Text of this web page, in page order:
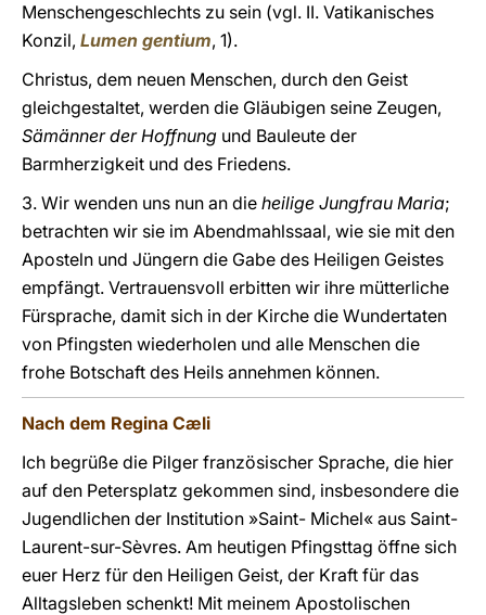
Menschengeschlechts zu sein (vgl. II. Vatikanisches
Konzil, Lumen gentium, 1).
Christus, dem neuen Menschen, durch den Geist
gleichgestaltet, werden die Gläubigen seine Zeugen,
Sämänner der Hoffnung und Bauleute der
Barmherzigkeit und des Friedens.
3. Wir wenden uns nun an die heilige Jungfrau Maria;
betrachten wir sie im Abendmahlssaal, wie sie mit den
Aposteln und Jüngern die Gabe des Heiligen Geistes
empfängt. Vertrauensvoll erbitten wir ihre mütterliche
Fürsprache, damit sich in der Kirche die Wundertaten
von Pfingsten wiederholen und alle Menschen die
frohe Botschaft des Heils annehmen können.
Nach dem Regina Cæli
Ich begrüße die Pilger französischer Sprache, die hier
auf den Petersplatz gekommen sind, insbesondere die
Jugendlichen der Institution »Saint- Michel« aus Saint-
Laurent-sur-Sèvres. Am heutigen Pfingsttag öffne sich
euer Herz für den Heiligen Geist, der Kraft für das
Alltagsleben schenkt! Mit meinem Apostolischen